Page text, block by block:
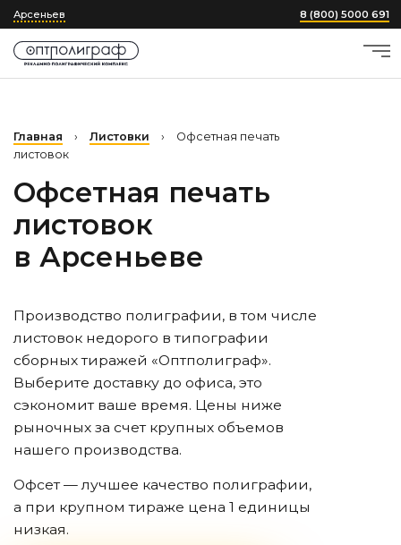
Арсеньев 8 (800) 5000 691
Главная › Листовки ›
Офсетная печать
листовок
Офсетная печать
листовок
в Арсеньеве
Производство полиграфии, в том числе
листовок недорого в типографии
сборных тиражей «Оптполиграф».
Выберите доставку до офиса, это
сэкономит ваше время. Цены ниже
рыночных за счет крупных объемов
нашего производства.
Офсет — лучшее качество полиграфии,
а при крупном тираже цена 1 единицы
низкая.